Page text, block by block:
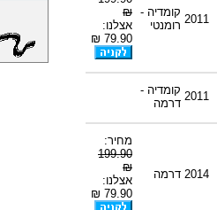
2011
קומדיה -
רומנטי
₪
אצלנו:
79.90 ₪
2011 קומדיה -
דרמה
2014 דרמה
מחיר:
199.90
₪
אצלנו:
79.90 ₪